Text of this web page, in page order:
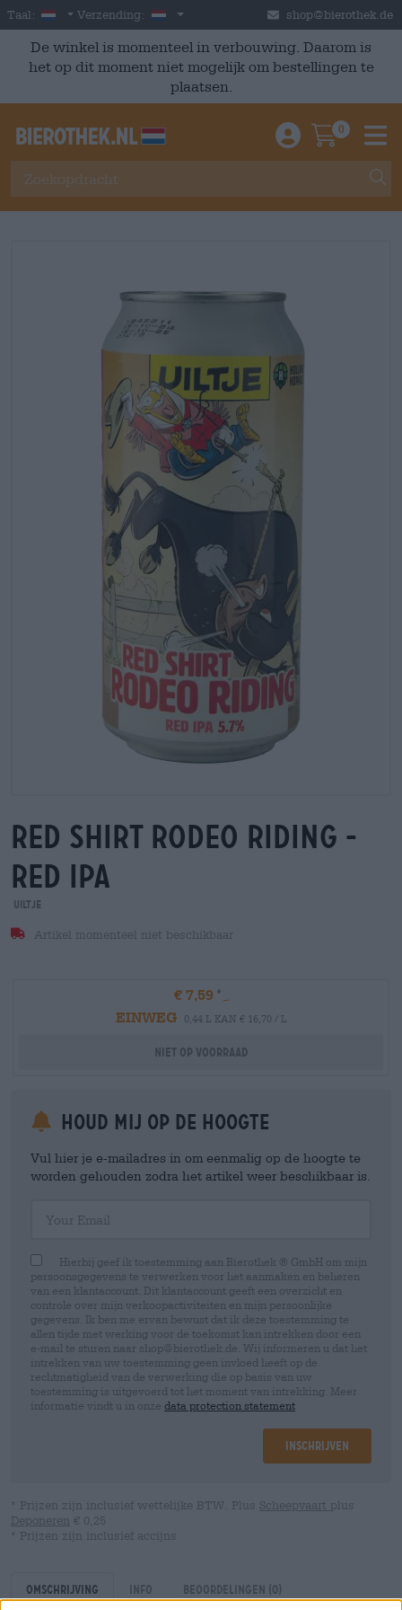
Skip to main content
Taal: Dutch
Verzending: Nederland shop@bierothek.de
De winkel is momenteel in verbouwing. Daarom is
het op dit moment niet mogelijk om bestellingen te
plaatsen.
Einloggen /
0
red shirt rodeo riding -
red ipa
Uiltje
Artikel momenteel niet beschikbaar
€ 7,59
EINWEG
0,44 L KAN € 16,70 / L
Niet op voorraad
Houd mij op de hoogte
Vul hier je e-mailadres in om eenmalig op de hoogte te
worden gehouden zodra het artikel weer beschikbaar is.
Hierbij geef ik toestemming aan Bierothek ® GmbH om mijn
persoonsgegevens te verwerken voor het aanmaken en beheren
van een klantaccount. Dit klantaccount geeft een overzicht en
controle over mijn verkoopactiviteiten en mijn persoonlijke
gegevens. Ik ben me ervan bewust dat ik deze toestemming te
allen tijde met werking voor de toekomst kan intrekken door een
e-mail te sturen naar shop@bierothek.de. Wij informeren u dat het
intrekken van uw toestemming geen invloed heeft op de
rechtmatigheid van de verwerking die op basis van uw
toestemming is uitgevoerd tot het moment van intrekking. Meer
informatie vindt u in onze data protection statement
Inschrijven
* Prijzen zijn inclusief wettelijke BTW. Plus Scheepvaart plus
Deponeren € 0,25
* Prijzen zijn inclusief accijns
Omschrijving Info Beoordelingen (0)